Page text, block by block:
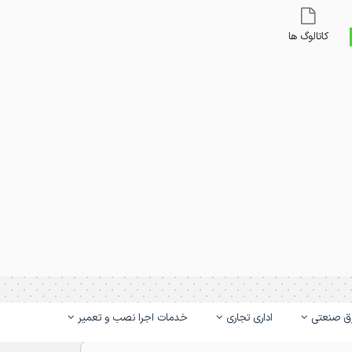
کاتالوگ ها
صنعتی اداری تجاری خدمات اجرا نصب و تعمیر